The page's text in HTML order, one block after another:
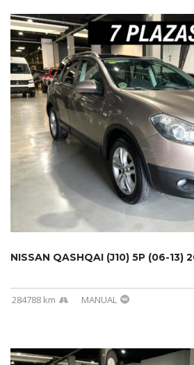
NISSAN QASHQAI (J10) 5P (06-13)
284788 km MANUAL